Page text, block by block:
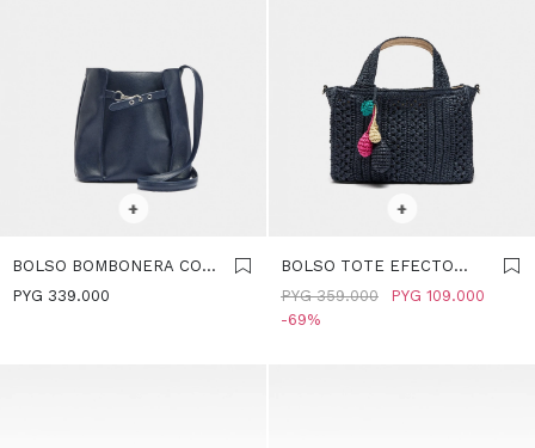
+
BOLSO BOMBONERA CON
PLIEGUES LATERALES -
PYG 339.000
+
BOLSO TOTE EFECTO
RAFIA CON BANDOLERA -
AZUL-MARINO
PYG 109.000
PYG 359.000
69